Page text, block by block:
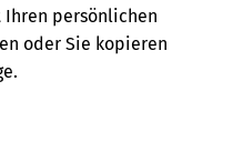
persönlichen
oder Sie kopieren